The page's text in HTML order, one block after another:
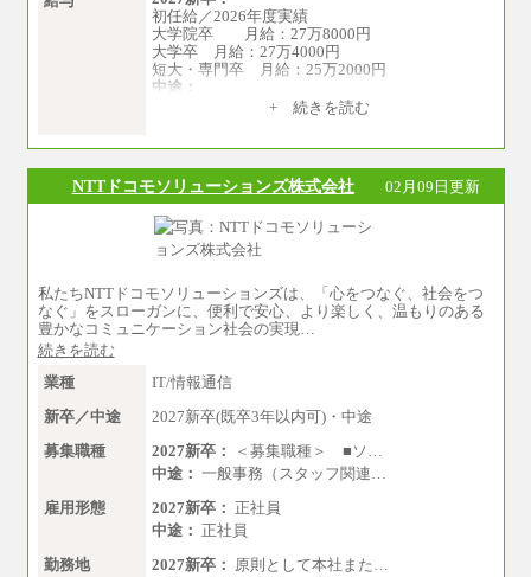
初任給／2026年度実績
大学院卒 月給：27万8000円
大学卒 月給：27万4000円
短大・専門卒 月給：25万2000円
中途：
（１）（２）共通+ 続きを読む
NTTドコモソリューションズ株式会社 02月09日更新
私たちNTTドコモソリューションズは、「心をつなぐ、社会をつ
なぐ」をスローガンに、便利で安心、より楽しく、温もりのある
豊かなコミュニケーション社会の実現…
続きを読む
業種
IT/情報通信
新卒／中途
2027新卒(既卒3年以内可)・中途
募集職種
2027新卒：
＜募集職種＞ ■ソ…
中途： 一般事務（スタッフ関連…
雇用形態
2027新卒： 正社員
中途： 正社員
勤務地
2027新卒： 原則として本社また…